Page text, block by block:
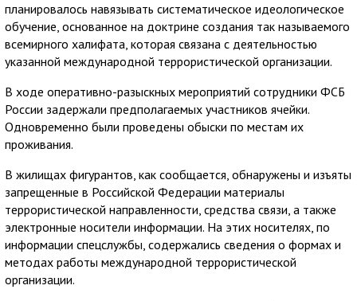
планировалось навязывать систематическое идеологическое
обучение, основанное на доктрине создания так называемого
всемирного халифата, которая связана с деятельностью
указанной международной террористической организации.
В ходе оперативно-разыскных мероприятий сотрудники ФСБ
России задержали предполагаемых участников ячейки.
Одновременно были проведены обыски по местам их
проживания.
В жилищах фигурантов, как сообщается, обнаружены и изъяты
запрещенные в Российской Федерации материалы
террористической направленности, средства связи, а также
электронные носители информации. На этих носителях, по
информации спецслужбы, содержались сведения о формах и
методах работы международной террористической
организации.